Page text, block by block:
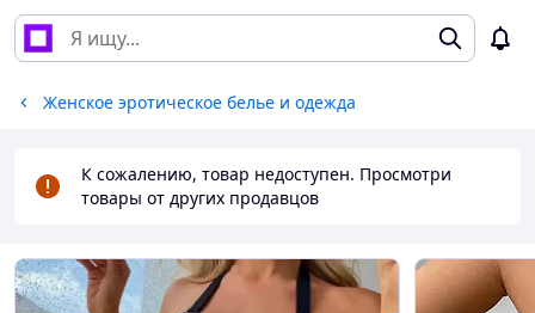
Женское эротическое белье и одежда
К сожалению, товар недоступен. Просмотри
товары от других продавцов